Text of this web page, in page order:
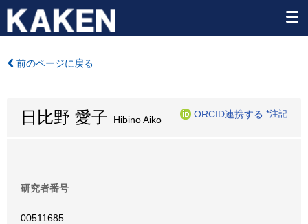
前のページに戻る
日比野 愛子 Hibino Aiko
ORCID連携する *注記
研究者番号
00511685